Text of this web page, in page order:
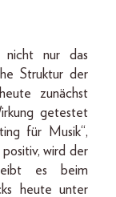
nicht nur das
Struktur der
zunächst
getestet
für Musik“,
wird der
es beim
heute unter